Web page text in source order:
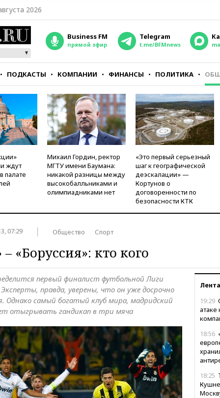
2026
Business FM
прямой эфир
Telegram
t.me/BFMnews
ПОДКАСТЫ КОМПАНИИ ФИНАНСЫ ПОЛИТИКА
ждут
палате
Михаил Гордин, ректор
МГТУ имени Баумана:
никакой разницы между
высокобалльниками и
олимпиадниками нет
«Это первый серьезный
шаг к географической
деэскалации» —
Кортунов о
договоренности по
безопасности КТК
07:29 Общество Спорт
– «Боруссия»: кто кого
19:29
атаке
18:56
18:25
первый финалист футбольной Лиги
правда, уверены, что он уже досрочно
Однако самый богатый клуб мира, мадридский
отыгрывать гандикап в три мяча